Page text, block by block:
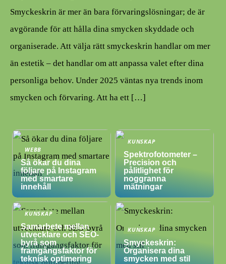
Smyckeskrin är mer än bara förvaringslösningar; de är
avgörande för att hålla dina smycken skyddade och
organiserade. Att välja rätt smyckeskrin handlar om mer
än estetik – det handlar om att anpassa valet efter dina
personliga behov. Under 2025 väntas nya trends inom
smycken och förvaring. Att ha ett […]
WEBB
Så ökar du dina
följare på Instagram
med smartare
innehåll
KUNSKAP
Spektrofotometer –
Precision och
pålitlighet för
noggranna
mätningar
KUNSKAP
Samarbete mellan
utvecklare och SEO-
byrå som
framgångsfaktor för
teknisk optimering
KUNSKAP
Smyckeskrin:
Organisera dina
smycken med stil